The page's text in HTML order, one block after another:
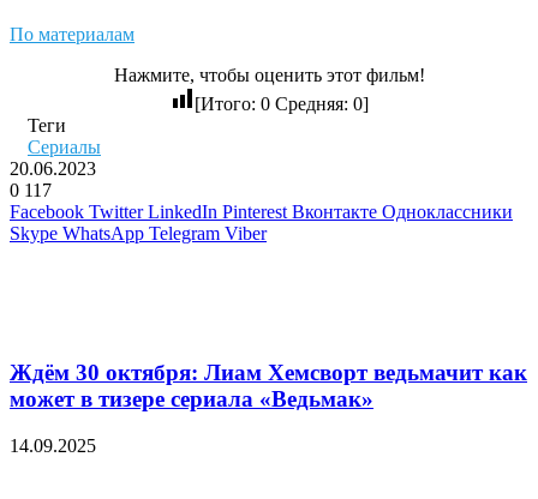
По материалам
Нажмите, чтобы оценить этот фильм!
[Итого: 0Средняя: 0]
Теги
Сериалы
20.06.2023
0 117
Facebook Twitter LinkedIn Pinterest Вконтакте Одноклассники
Skype WhatsApp Telegram Viber
Ждём 30 октября: Лиам Хемсворт ведьмачит как
может в тизере сериала «Ведьмак»
14.09.2025